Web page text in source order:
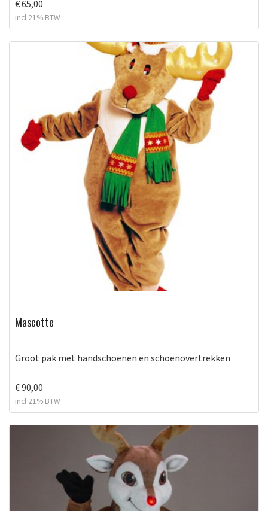
€ 65,00
incl 21% BTW
Mascotte
Groot pak met handschoenen en schoenovertrekken
€ 90,00
incl 21% BTW